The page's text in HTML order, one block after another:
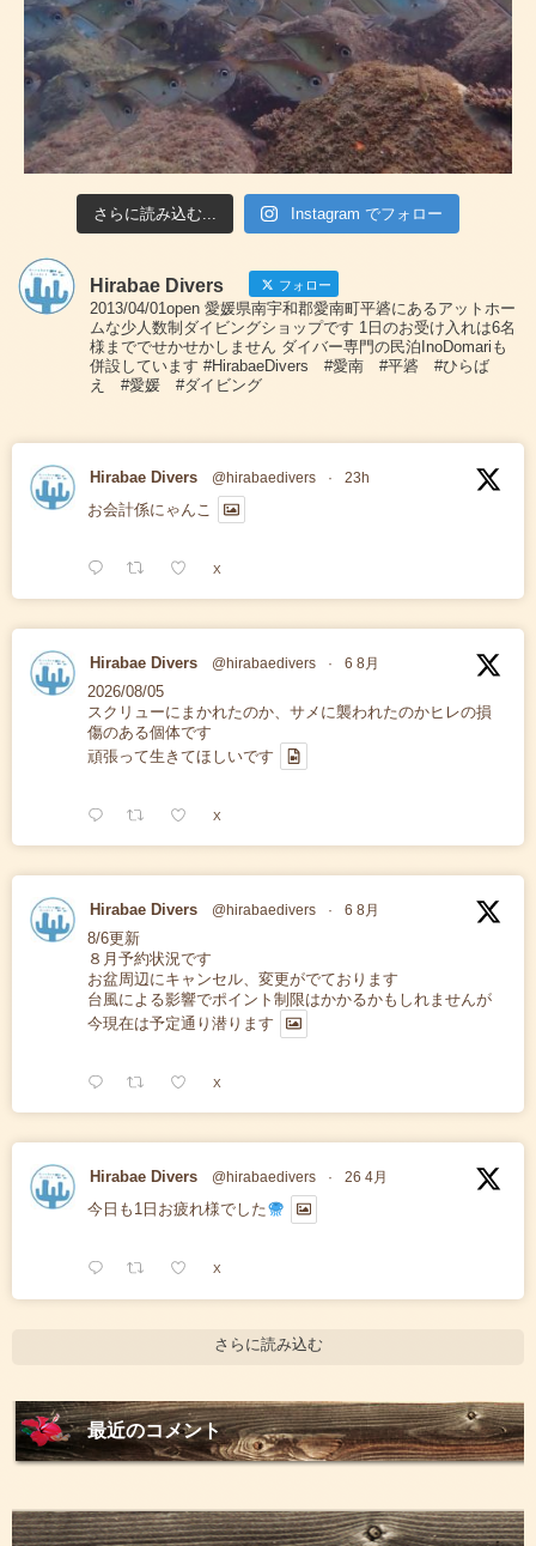
さらに読み込む... Instagram でフォロー
Hirabae Divers フォロー
2013/04/01open 愛媛県南宇和郡愛南町平碆にあるアットホー
ムな少人数制ダイビングショップです 1日のお受け入れは6名
様まででせかせかしません ダイバー専門の民泊InoDomariも
併設しています #HirabaeDivers #愛南 #平碆 #ひらば
え #愛媛 #ダイビング
Hirabae Divers @hirabaedivers · 23h
お会計係にゃんこ
X
Hirabae Divers @hirabaedivers · 6 8月
2026/08/05
スクリューにまかれたのか、サメに襲われたのかヒレの損
傷のある個体です
頑張って生きてほしいです
X
Hirabae Divers @hirabaedivers · 6 8月
8/6更新
８月予約状況です
お盆周辺にキャンセル、変更がでております
台風による影響でポイント制限はかかるかもしれませんが
今現在は予定通り潜ります
X
Hirabae Divers @hirabaedivers · 26 4月
今日も1日お疲れ様でした
X
さらに読み込む
最近のコメント